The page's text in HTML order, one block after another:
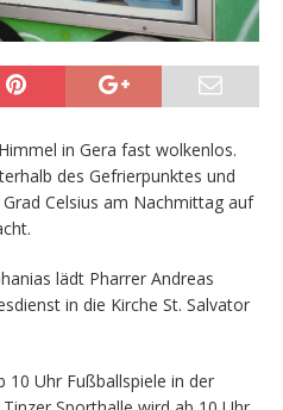
in Gera fast wolkenlos.
des Gefrierpunktes und
Celsius am Nachmittag auf
lädt Pharrer Andreas
in die Kirche St. Salvator
10 Uhr Fußballspiele in der